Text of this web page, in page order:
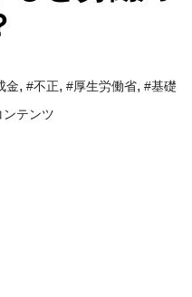
金, #不正, #厚生労働省, #基礎
ンテンツ